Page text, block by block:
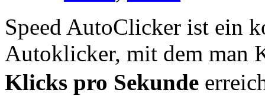
Speed AutoClicker ist ein
Autoklicker, mit dem man
Klicks pro Sekunde